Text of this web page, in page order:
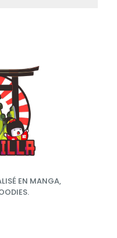
EN MANGA,